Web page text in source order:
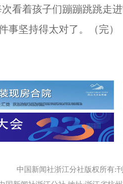
看着孩子们蹦蹦跳跳走进
事坚持得太对了。（完）
中国新闻社浙江分社版权所有: